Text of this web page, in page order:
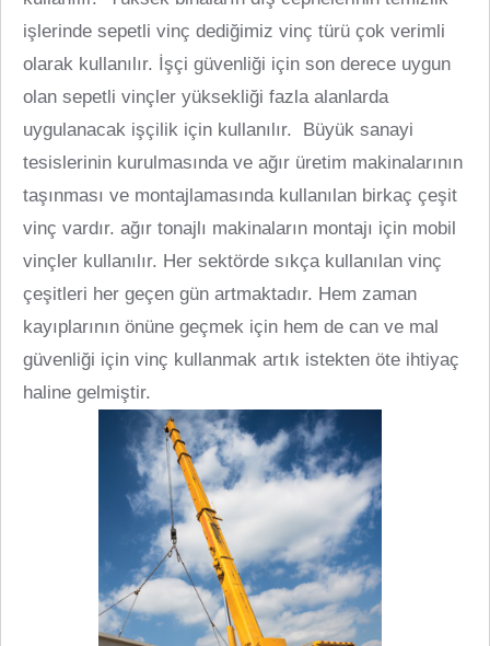
işlerinde sepetli vinç dediğimiz vinç türü çok verimli
olarak kullanılır. İşçi güvenliği için son derece uygun
olan sepetli vinçler yüksekliği fazla alanlarda
uygulanacak işçilik için kullanılır. Büyük sanayi
tesislerinin kurulmasında ve ağır üretim makinalarının
taşınması ve montajlamasında kullanılan birkaç çeşit
vinç vardır. ağır tonajlı makinaların montajı için mobil
vinçler kullanılır. Her sektörde sıkça kullanılan vinç
çeşitleri her geçen gün artmaktadır. Hem zaman
kayıplarının önüne geçmek için hem de can ve mal
güvenliği için vinç kullanmak artık istekten öte ihtiyaç
haline gelmiştir.